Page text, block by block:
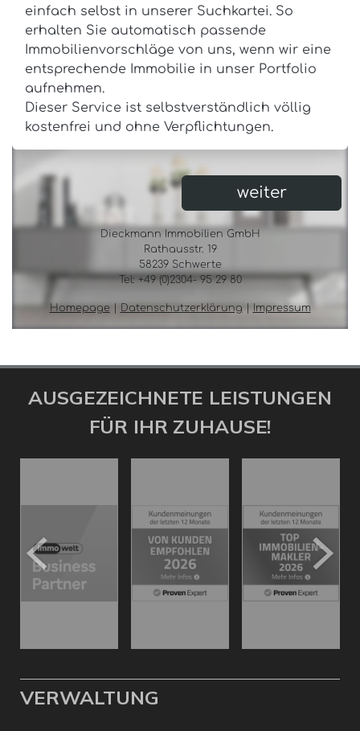
AUSGEZEICHNETE LEISTUNGEN
FÜR IHR ZUHAUSE!
VERWALTUNG